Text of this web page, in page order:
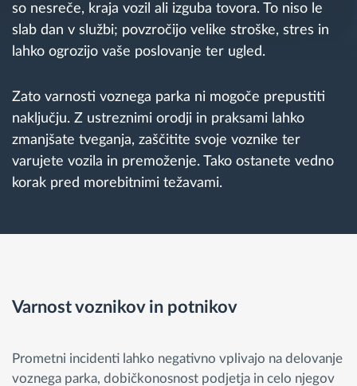
Odkrijte vse funkcije
Kako bomo rešili vse potrebe dejavnosti flote
Izračun prihrankov
so nesreče, kraja vozil ali izguba tovora. To niso le
slab dan v službi; povzročijo velike stroške, stres in
lahko ogrozijo vaše poslovanje ter ugled.
Zato varnosti voznega parka ni mogoče prepustiti
naključju. Z ustreznimi orodji in praksami lahko
zmanjšate tveganja, zaščitite svoje voznike ter
varujete vozila in premoženje. Tako ostanete vedno
korak pred morebitnimi težavami.
Varnost voznikov in potnikov
Prometni incidenti lahko negativno vplivajo na delovanje
voznega parka, dobičkonosnost podjetja in celo njegov